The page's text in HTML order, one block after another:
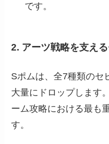
です。
2. アーツ戦略を支え
Sポムは、全7種類のセ
大量にドロップします
ーム攻略における最も
す。